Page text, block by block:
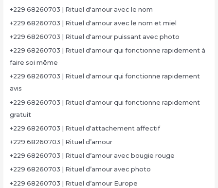
+229 68260703 | Rituel d'amour avec le nom
+229 68260703 | Rituel d'amour avec le nom et miel
+229 68260703 | Rituel d'amour puissant avec photo
+229 68260703 | Rituel d'amour qui fonctionne rapidement à
faire soi même
+229 68260703 | Rituel d'amour qui fonctionne rapidement
avis
+229 68260703 | Rituel d'amour qui fonctionne rapidement
gratuit
+229 68260703 | Rituel d'attachement affectif
+229 68260703 | Rituel d’amour
+229 68260703 | Rituel d’amour avec bougie rouge
+229 68260703 | Rituel d’amour avec photo
+229 68260703 | Rituel d’amour Europe